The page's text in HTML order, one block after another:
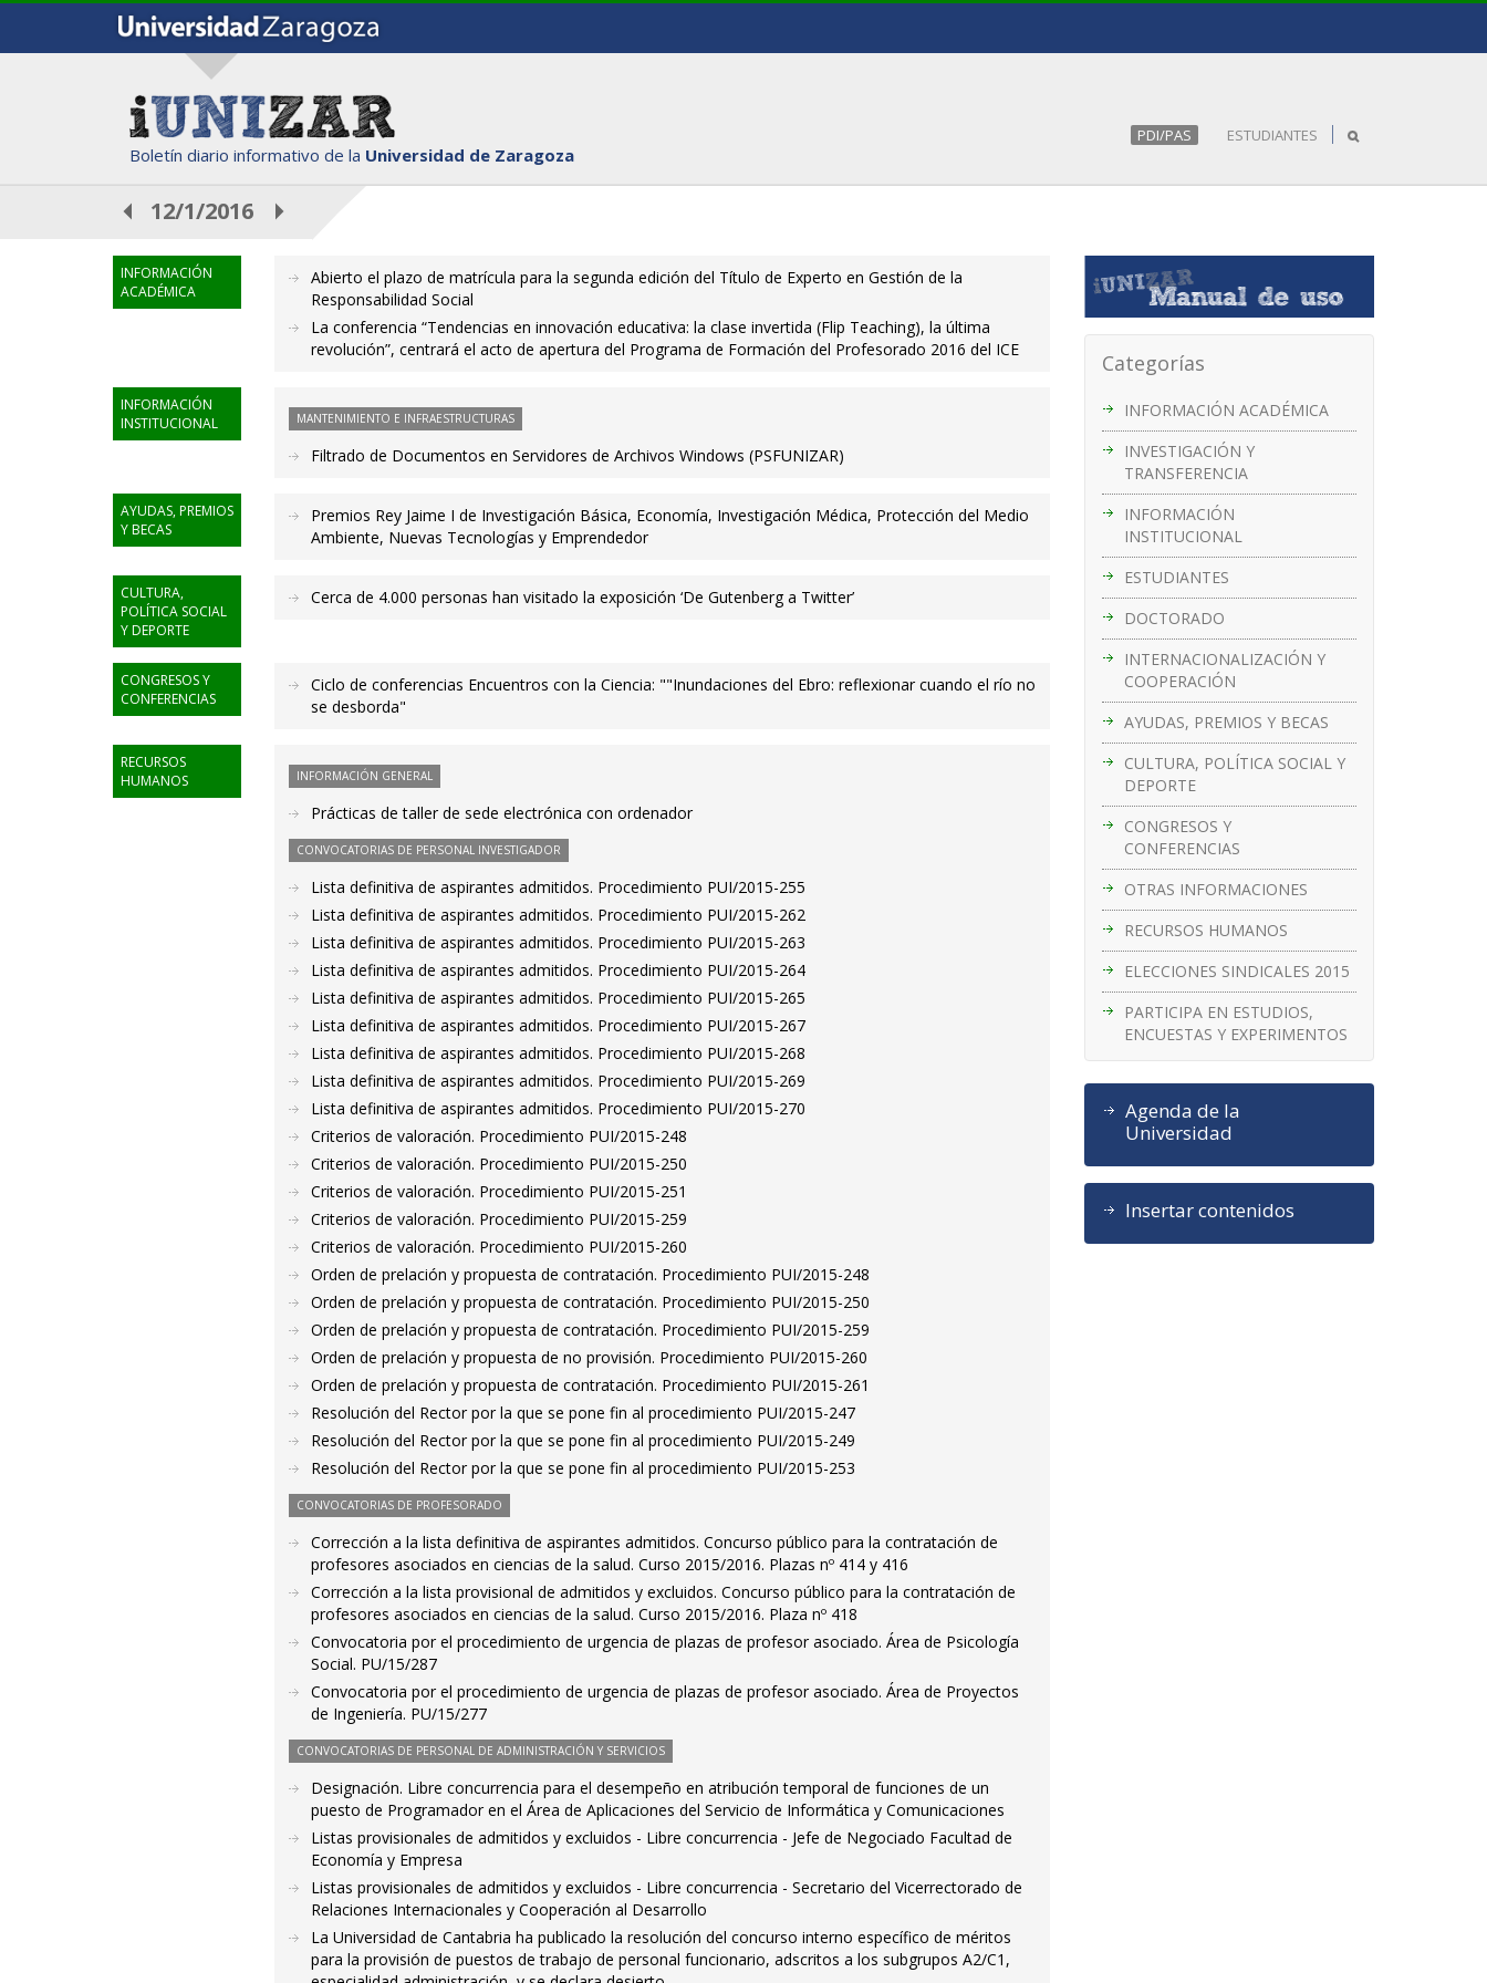
Boletín diario informativo de la Universidad de Zaragoza
PDI/PAS ESTUDIANTES
12/1/2016
Categorías
INFORMACIÓN ACADÉMICA
INVESTIGACIÓN Y
TRANSFERENCIA
INFORMACIÓN
INSTITUCIONAL
ESTUDIANTES
DOCTORADO
INTERNACIONALIZACIÓN Y
COOPERACIÓN
AYUDAS, PREMIOS Y BECAS
CULTURA, POLÍTICA SOCIAL Y
DEPORTE
CONGRESOS Y
CONFERENCIAS
OTRAS INFORMACIONES
RECURSOS HUMANOS
ELECCIONES SINDICALES 2015
PARTICIPA EN ESTUDIOS,
ENCUESTAS Y EXPERIMENTOS
Agenda de la
Universidad
Insertar contenidos
INFORMACIÓN
ACADÉMICA
Abierto el plazo de matrícula para la segunda edición del Título de Experto en Gestión de la
Responsabilidad Social
La conferencia “Tendencias en innovación educativa: la clase invertida (Flip Teaching), la última
revolución”, centrará el acto de apertura del Programa de Formación del Profesorado 2016 del ICE
INFORMACIÓN
INSTITUCIONAL
MANTENIMIENTO E INFRAESTRUCTURAS
Filtrado de Documentos en Servidores de Archivos Windows (PSFUNIZAR)
AYUDAS, PREMIOS
Y BECAS
Premios Rey Jaime I de Investigación Básica, Economía, Investigación Médica, Protección del Medio
Ambiente, Nuevas Tecnologías y Emprendedor
CULTURA,
POLÍTICA SOCIAL
Y DEPORTE
Cerca de 4.000 personas han visitado la exposición ‘De Gutenberg a Twitter’
CONGRESOS Y
CONFERENCIAS
Ciclo de conferencias Encuentros con la Ciencia: ""Inundaciones del Ebro: reflexionar cuando el río no
se desborda"
RECURSOS
HUMANOS
INFORMACIÓN GENERAL
Prácticas de taller de sede electrónica con ordenador
CONVOCATORIAS DE PERSONAL INVESTIGADOR
Lista definitiva de aspirantes admitidos. Procedimiento PUI/2015-255
Lista definitiva de aspirantes admitidos. Procedimiento PUI/2015-262
Lista definitiva de aspirantes admitidos. Procedimiento PUI/2015-263
Lista definitiva de aspirantes admitidos. Procedimiento PUI/2015-264
Lista definitiva de aspirantes admitidos. Procedimiento PUI/2015-265
Lista definitiva de aspirantes admitidos. Procedimiento PUI/2015-267
Lista definitiva de aspirantes admitidos. Procedimiento PUI/2015-268
Lista definitiva de aspirantes admitidos. Procedimiento PUI/2015-269
Lista definitiva de aspirantes admitidos. Procedimiento PUI/2015-270
Criterios de valoración. Procedimiento PUI/2015-248
Criterios de valoración. Procedimiento PUI/2015-250
Criterios de valoración. Procedimiento PUI/2015-251
Criterios de valoración. Procedimiento PUI/2015-259
Criterios de valoración. Procedimiento PUI/2015-260
Orden de prelación y propuesta de contratación. Procedimiento PUI/2015-248
Orden de prelación y propuesta de contratación. Procedimiento PUI/2015-250
Orden de prelación y propuesta de contratación. Procedimiento PUI/2015-259
Orden de prelación y propuesta de no provisión. Procedimiento PUI/2015-260
Orden de prelación y propuesta de contratación. Procedimiento PUI/2015-261
Resolución del Rector por la que se pone fin al procedimiento PUI/2015-247
Resolución del Rector por la que se pone fin al procedimiento PUI/2015-249
Resolución del Rector por la que se pone fin al procedimiento PUI/2015-253
CONVOCATORIAS DE PROFESORADO
Corrección a la lista definitiva de aspirantes admitidos. Concurso público para la contratación de
profesores asociados en ciencias de la salud. Curso 2015/2016. Plazas nº 414 y 416
Corrección a la lista provisional de admitidos y excluidos. Concurso público para la contratación de
profesores asociados en ciencias de la salud. Curso 2015/2016. Plaza nº 418
Convocatoria por el procedimiento de urgencia de plazas de profesor asociado. Área de Psicología
Social. PU/15/287
Convocatoria por el procedimiento de urgencia de plazas de profesor asociado. Área de Proyectos
de Ingeniería. PU/15/277
CONVOCATORIAS DE PERSONAL DE ADMINISTRACIÓN Y SERVICIOS
Designación. Libre concurrencia para el desempeño en atribución temporal de funciones de un
puesto de Programador en el Área de Aplicaciones del Servicio de Informática y Comunicaciones
Listas provisionales de admitidos y excluidos - Libre concurrencia - Jefe de Negociado Facultad de
Economía y Empresa
Listas provisionales de admitidos y excluidos - Libre concurrencia - Secretario del Vicerrectorado de
Relaciones Internacionales y Cooperación al Desarrollo
La Universidad de Cantabria ha publicado la resolución del concurso interno específico de méritos
para la provisión de puestos de trabajo de personal funcionario, adscritos a los subgrupos A2/C1,